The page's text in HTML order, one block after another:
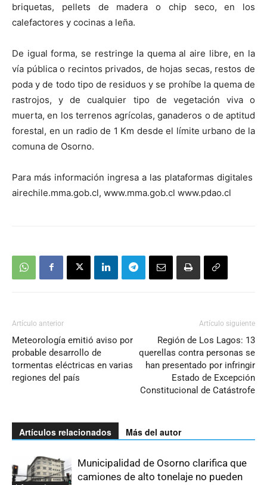
briquetas, pellets de madera o chip seco, en los
calefactores y cocinas a leña.
De igual forma, se restringe la quema al aire libre, en la
vía pública o recintos privados, de hojas secas, restos de
poda y de todo tipo de residuos y se prohíbe la quema de
rastrojos, y de cualquier tipo de vegetación viva o
muerta, en los terrenos agrícolas, ganaderos o de aptitud
forestal, en un radio de 1 Km desde el límite urbano de la
comuna de Osorno.
Para más información ingresa a las plataformas digitales
airechile.mma.gob.cl, www.mma.gob.cl www.pdao.cl
Artículo anterior
Meteorología emitió aviso por
probable desarrollo de
tormentas eléctricas en varias
regiones del país
Artículo siguiente
Región de Los Lagos: 13
querellas contra personas se
han presentado por infringir
Estado de Excepción
Constitucional de Catástrofe
Artículos relacionados Más del autor
Municipalidad de Osorno clarifica que
camiones de alto tonelaje no pueden